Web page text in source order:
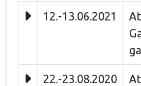
12.-13.06.2021
22.-23.08.2020